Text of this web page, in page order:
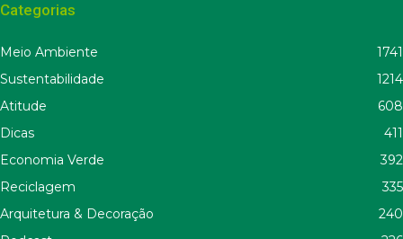
Categorias
Meio Ambiente
1741
Sustentabilidade
1214
Atitude
608
Dicas
411
Economia Verde
392
Reciclagem
335
Arquitetura & Decoração
240